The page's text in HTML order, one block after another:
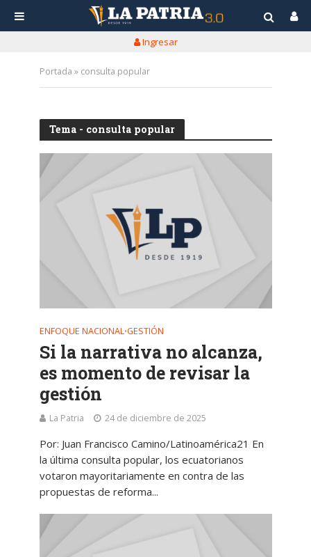
Ingresar
Portada » consulta popular
Tema - consulta popular
ENFOQUE NACIONAL•GESTIÓN
Si la narrativa no alcanza,
es momento de revisar la
gestión
La Patria 24 de diciembre de 2025
Por: Juan Francisco Camino/Latinoamérica21 En
la última consulta popular, los ecuatorianos
votaron mayoritariamente en contra de las
propuestas de reforma...